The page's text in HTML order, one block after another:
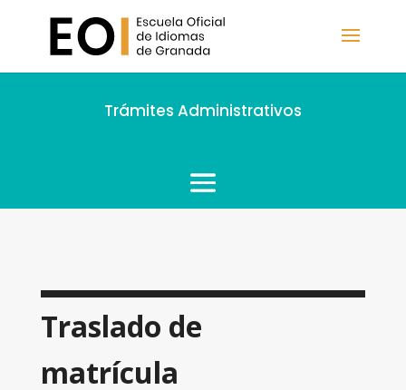
Trámites Administrativos
Traslado de
matrícula